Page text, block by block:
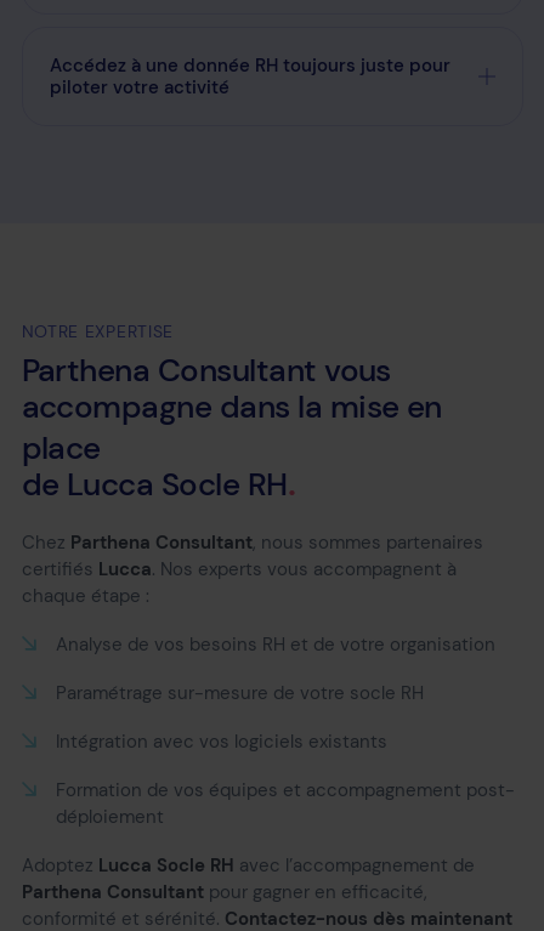
Accédez à une donnée RH toujours juste pour
piloter votre activité
NOTRE EXPERTISE
Parthena Consultant vous
accompagne dans la mise en
place
de Lucca Socle RH
Chez Parthena Consultant, nous sommes partenaires
certifiés Lucca. Nos experts vous accompagnent à
chaque étape :
Analyse de vos besoins RH et de votre organisation
Paramétrage sur-mesure de votre socle RH
Intégration avec vos logiciels existants
Formation de vos équipes et accompagnement post-
déploiement
Adoptez Lucca Socle RH avec l’accompagnement de
Parthena Consultantpour gagner en efficacité,
conformité et sérénité. Contactez-nous dès maintenant